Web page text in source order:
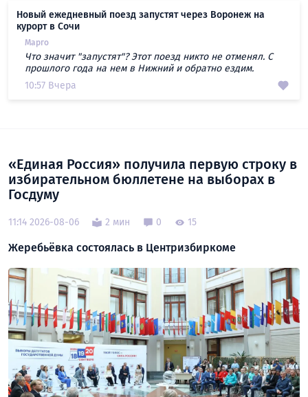
Новый ежедневный поезд запустят через Воронеж на
курорт в Сочи
Марго
Что значит "запустят"? Этот поезд никто не отменял. С
прошлого года на нем в Нижний и обратно ездим.
10:57 Вчера
«Единая Россия» получила первую строку в
избирательном бюллетене на выборах в
Госдуму
11:14 2026-08-06 2 мин 0 15
Жеребьёвка состоялась в Центризбиркоме